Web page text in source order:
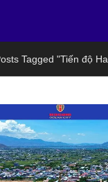
Tagged "Tiến độ